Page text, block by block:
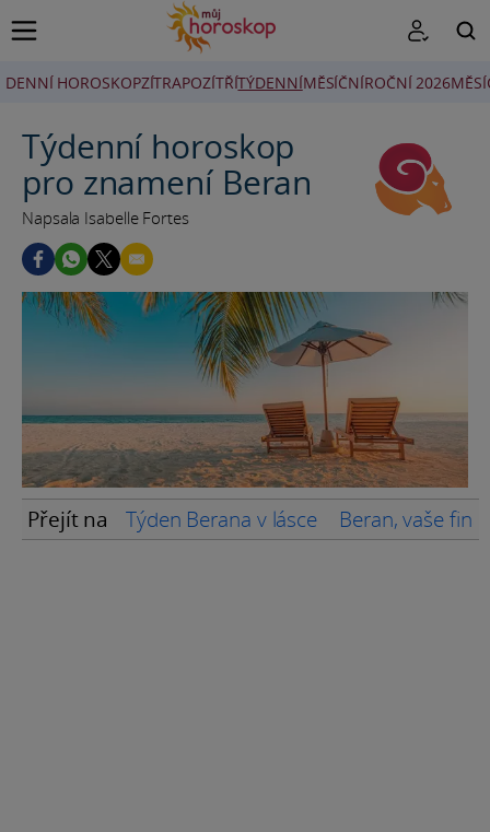
DENNÍ HOROSKOPZÍTRAPOZÍTŘÍTÝDENNÍMĚSÍČNÍROČNÍ 2026
Týdenní horoskop
pro znamení Beran
Napsala Isabelle Fortes
Přejít na Týden Berana v lásce Beran, vaše